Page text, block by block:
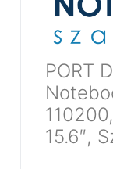
PORT
15.6″,